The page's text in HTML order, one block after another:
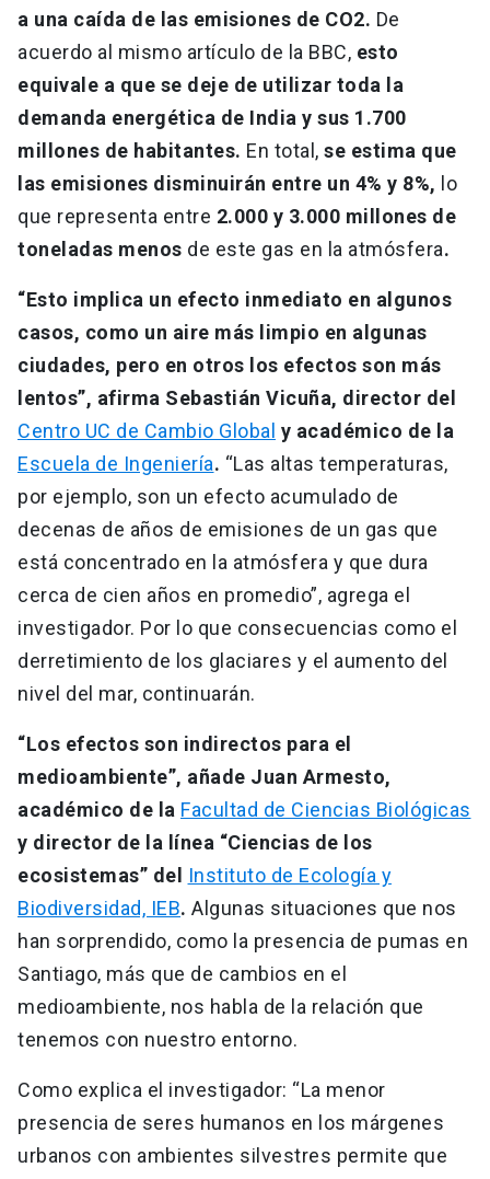
a una caída de las emisiones de CO2. De
acuerdo al mismo artículo de la BBC, esto
equivale a que se deje de utilizar toda la
demanda energética de India y sus 1.700
millones de habitantes. En total, se estima que
las emisiones disminuirán entre un 4% y 8%, lo
que representa entre 2.000 y 3.000 millones de
toneladas menos de este gas en la atmósfera.
“Esto implica un efecto inmediato en algunos
casos, como un aire más limpio en algunas
ciudades, pero en otros los efectos son más
lentos”, afirma Sebastián Vicuña, director del
Centro UC de Cambio Global y académico de la
Escuela de Ingeniería. “Las altas temperaturas,
por ejemplo, son un efecto acumulado de
decenas de años de emisiones de un gas que
está concentrado en la atmósfera y que dura
cerca de cien años en promedio”, agrega el
investigador. Por lo que consecuencias como el
derretimiento de los glaciares y el aumento del
nivel del mar, continuarán.
“Los efectos son indirectos para el
medioambiente”, añade Juan Armesto,
académico de la Facultad de Ciencias Biológicas
y director de la línea “Ciencias de los
ecosistemas” del
Instituto de Ecología y
Biodiversidad, IEB. Algunas situaciones que nos
han sorprendido, como la presencia de pumas en
Santiago, más que de cambios en el
medioambiente, nos habla de la relación que
tenemos con nuestro entorno.
Como explica el investigador: “La menor
presencia de seres humanos en los márgenes
urbanos con ambientes silvestres permite que